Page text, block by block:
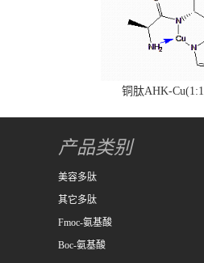
铜肽AHK-
产品类别
美容多肽
其它多肽
Fmoc-氨基酸
Boc-氨基酸